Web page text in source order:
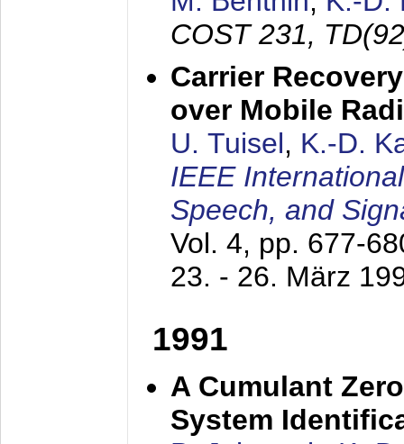
COST 231,
Carrier
over Mobile
U. Tuisel, K.-D.
IEEE
Speech, and
Vol. 4, pp. 677-
23. - 26. März
1991
A Cumulant
System